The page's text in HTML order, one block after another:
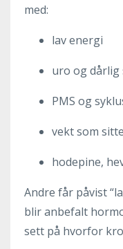
med:
lav energi
uro og dårlig
PMS og
vekt som
hodepine,
Andre får påvist
blir anbefalt
sett på hvorfor